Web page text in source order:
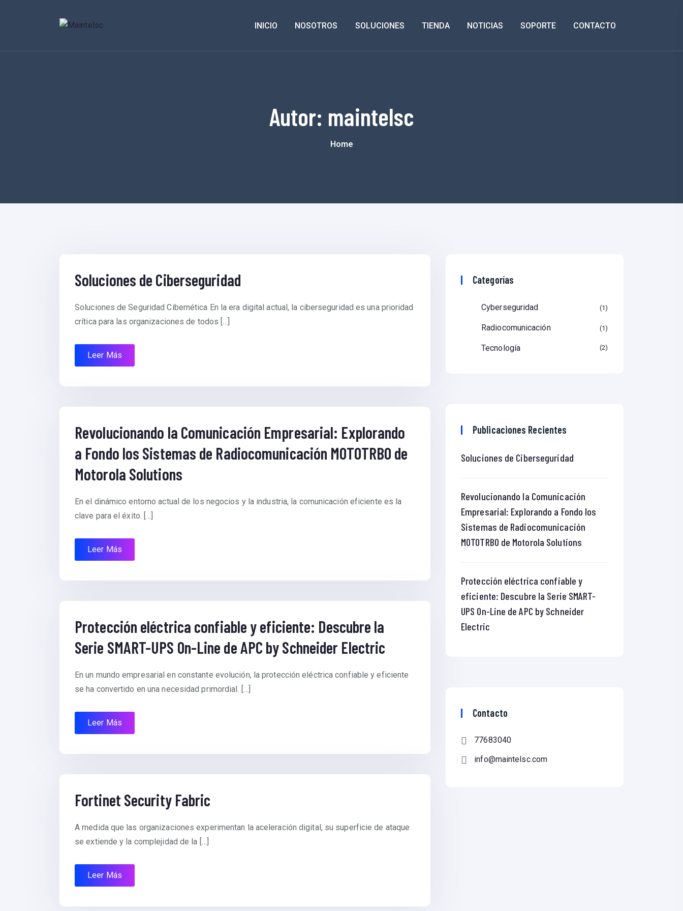
INICIO NOSOTROS SOLUCIONES TIENDA NOTICIAS SOPORTE CONTACTO
Autor: maintelsc
Home
Soluciones de Ciberseguridad
Soluciones de Seguridad Cibernética En la era digital actual, la ciberseguridad es una prioridad
crítica para las organizaciones de todos […]
Leer Más
Revolucionando la Comunicación Empresarial: Explorando
a Fondo los Sistemas de Radiocomunicación MOTOTRBO de
Motorola Solutions
En el dinámico entorno actual de los negocios y la industria, la comunicación eficiente es la
clave para el éxito. […]
Leer Más
Protección eléctrica confiable y eficiente: Descubre la
Serie SMART-UPS On-Line de APC by Schneider Electric
En un mundo empresarial en constante evolución, la protección eléctrica confiable y eficiente
se ha convertido en una necesidad primordial. […]
Leer Más
Fortinet Security Fabric
A medida que las organizaciones experimentan la aceleración digital, su superficie de ataque
se extiende y la complejidad de la […]
Leer Más
Categorías
Cyberseguridad 1
Radiocomunicación 1
Tecnología 2
Publicaciones Recientes
Soluciones de Ciberseguridad
Revolucionando la Comunicación
Empresarial: Explorando a Fondo los
Sistemas de Radiocomunicación
MOTOTRBO de Motorola Solutions
Protección eléctrica confiable y
eficiente: Descubre la Serie SMART-
UPS On-Line de APC by Schneider
Electric
Contacto
77683040
info@maintelsc.com